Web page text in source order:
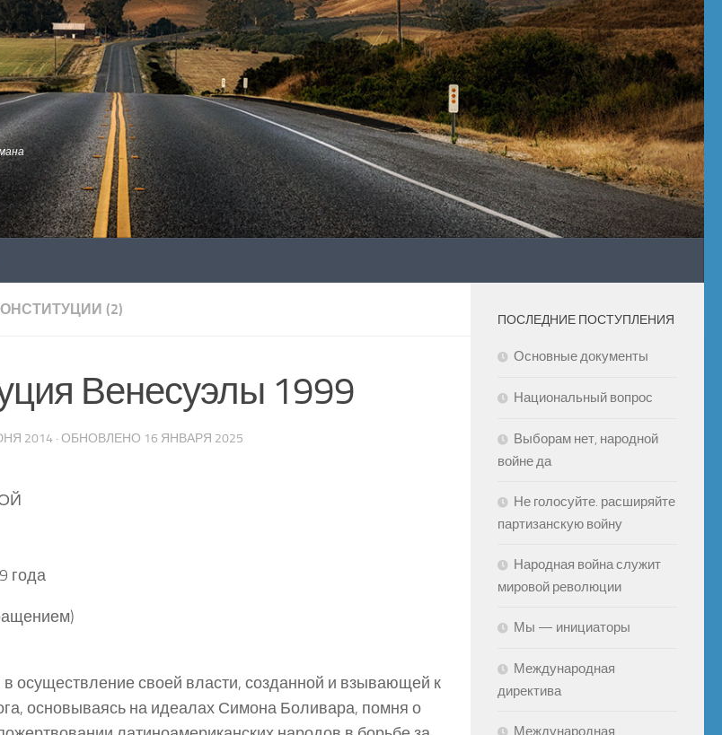
(2)
Венесуэлы 1999
2014 · ОБНОВЛЕНО 16 ЯНВАРЯ 2025
года
осуществление своей власти, созданной и взывающей к
основываясь на идеалах Симона Боливара, помня о
ПОСЛЕДНИЕ ПОСТУПЛЕНИЯ
Основные документы
Национальный вопрос
Выборам нет, народной
войне да
Не голосуйте. расширяйте
партизанскую войну
Народная война служит
мировой революции
Мы — инициаторы
Международная
директива
Международная